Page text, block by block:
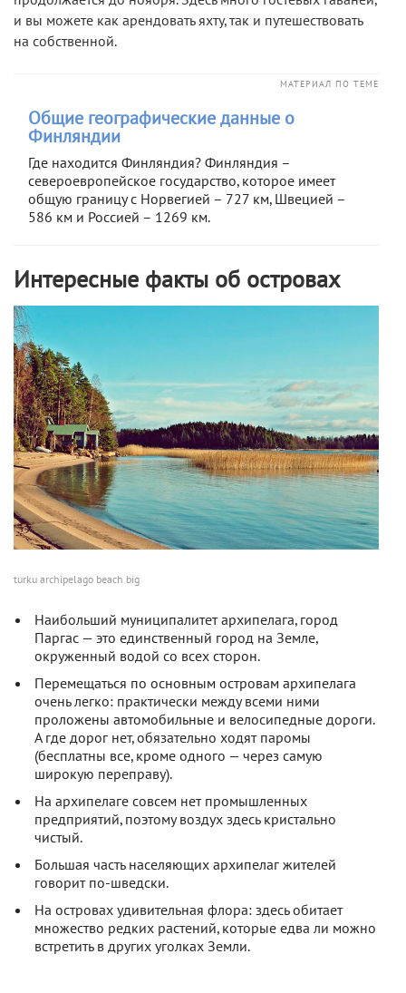
и вы можете как арендовать яхту, так и путешествовать
на собственной.
МАТЕРИАЛ ПО ТЕМЕ
Общие географические данные о
Финляндии
Где находится Финляндия? Финляндия –
североевропейское государство, которое имеет
общую границу с Норвегией – 727 км, Швецией –
586 км и Россией – 1269 км.
Интересные факты об островах
turku archipelago beach big
Наибольший муниципалитет архипелага, город
Паргас — это единственный город на Земле,
окруженный водой со всех сторон.
Перемещаться по основным островам архипелага
очень легко: практически между всеми ними
проложены автомобильные и велосипедные дороги.
А где дорог нет, обязательно ходят паромы
(бесплатны все, кроме одного — через самую
широкую переправу).
На архипелаге совсем нет промышленных
предприятий, поэтому воздух здесь кристально
чистый.
Большая часть населяющих архипелаг жителей
говорит по-шведски.
На островах удивительная флора: здесь обитает
множество редких растений, которые едва ли можно
встретить в других уголках Земли.